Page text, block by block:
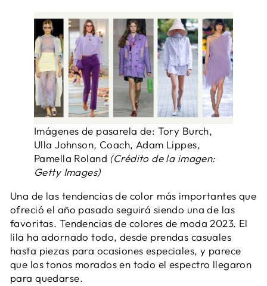
Imágenes de pasarela de: Tory Burch,
Ulla Johnson, Coach, Adam Lippes,
Pamella Roland (Crédito de la imagen:
Getty Images)
Una de las tendencias de color más importantes que
ofreció el año pasado seguirá siendo una de las
favoritas. Tendencias de colores de moda 2023. El
lila ha adornado todo, desde prendas casuales
hasta piezas para ocasiones especiales, y parece
que los tonos morados en todo el espectro llegaron
para quedarse.